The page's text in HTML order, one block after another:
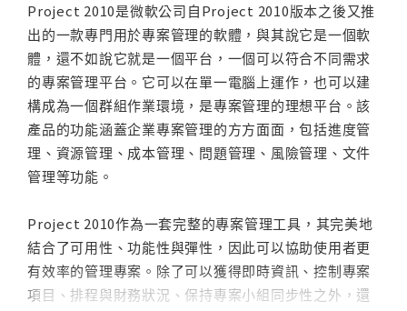
Project 2010是微軟公司自Project 2010版本之後又推
出的一款專門用於專案管理的軟體，與其說它是一個軟
體，還不如說它就是一個平台，一個可以符合不同需求
的專案管理平台。它可以在單一電腦上運作，也可以建
構成為一個群組作業環境，是專案管理的理想平台。該
產品的功能涵蓋企業專案管理的方方面面，包括進度管
理、資源管理、成本管理、問題管理、風險管理、文件
管理等功能。
Project 2010作為一套完整的專案管理工具，其完美地
結合了可用性、功能性與彈性，因此可以協助使用者更
有效率的管理專案。除了可以獲得即時資訊、控制專案
項目、排程與財務狀況、保持專案小組同步性之外，還